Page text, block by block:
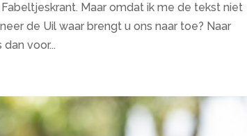
Maar omdat ik me de tekst niet
de Uil waar brengt u ons naar toe? Naar
voor...